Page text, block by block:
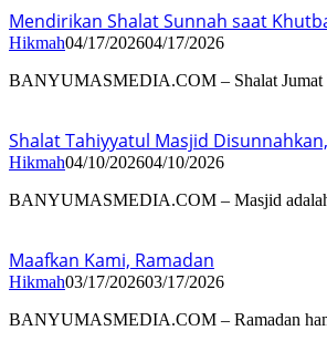
Mendirikan Shalat Sunnah saat
Hikmah04/17/202604/17/2026
BANYUMASMEDIA.COM – Shalat Jumat
Shalat Tahiyyatul Masjid
Hikmah04/10/202604/10/2026
BANYUMASMEDIA.COM – Masjid
Maafkan Kami, Ramadan
Hikmah03/17/202603/17/2026
BANYUMASMEDIA.COM – Ramadan